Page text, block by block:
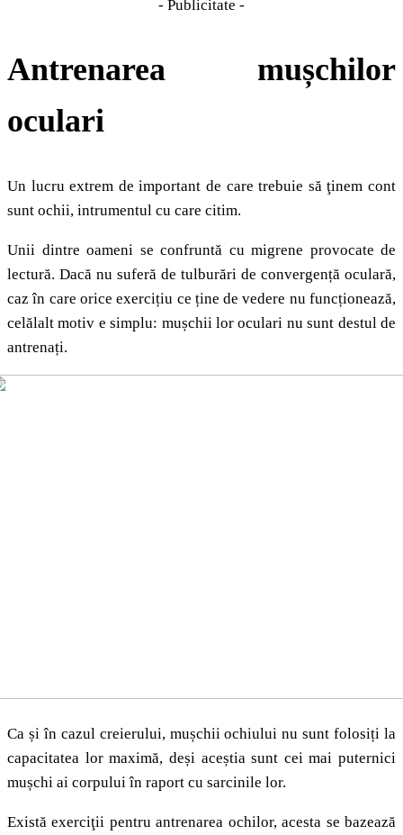
- Publicitate -
Antrenarea mușchilor
oculari
Un lucru extrem de important de care trebuie să ţinem cont
sunt ochii, intrumentul cu care citim.
Unii dintre oameni se confruntă cu migrene provocate de
lectură. Dacă nu suferă de tulburări de convergență oculară,
caz în care orice exercițiu ce ține de vedere nu funcționează,
celălalt motiv e simplu: mușchii lor oculari nu sunt destul de
antrenați.
Ca și în cazul creierului, mușchii ochiului nu sunt folosiți la
capacitatea lor maximă, deși aceștia sunt cei mai puternici
mușchi ai corpului în raport cu sarcinile lor.
Există exerciţii pentru antrenarea ochilor, acesta se bazează